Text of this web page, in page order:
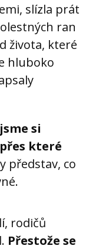
slízla prát
ran
života, které
hluboko
si
které
představ, co
rodičů
Přestože se